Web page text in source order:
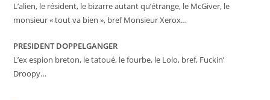
L’alien, le résident, le bizarre autant qu’étrange, le McGiver, le
monsieur « tout va bien », bref Monsieur Xerox…
PRESIDENT DOPPELGANGER
L’ex espion breton, le tatoué, le fourbe, le Lolo, bref, Fuckin’
Droopy…